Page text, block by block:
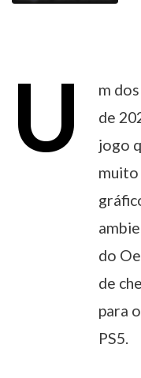
U
m
de
jogo
do
de
para
PS5.